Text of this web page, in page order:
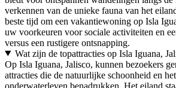
verkennen van de unieke fauna van het
beste tijd om een vakantiewoning op Isla
uw voorkeuren voor sociale activiteiten en
versus een rustigere ontsnapping.
Wat zijn de topattracties op Isla Iguana,
Op Isla Iguana, Jalisco, kunnen bezoekers
attracties die de natuurlijke schoonheid en
onderwaterleven benadrukken. Het eiland